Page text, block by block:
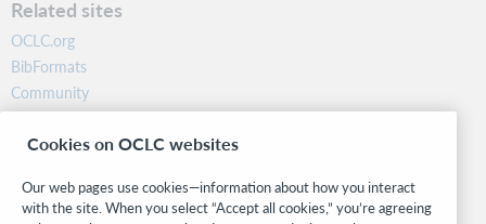
Related sites
OCLC.org
BibFormats
Community
Research
WebJunction
Cookies on OCLC websites
Our web pages use cookies—information about how you interact
with the site. When you select “Accept all cookies,” you’re agreeing